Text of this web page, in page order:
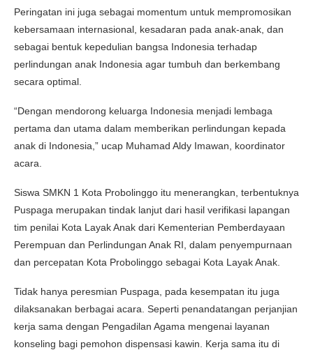
Peringatan ini juga sebagai momentum untuk mempromosikan
kebersamaan internasional, kesadaran pada anak-anak, dan
sebagai bentuk kepedulian bangsa Indonesia terhadap
perlindungan anak Indonesia agar tumbuh dan berkembang
secara optimal.
“Dengan mendorong keluarga Indonesia menjadi lembaga
pertama dan utama dalam memberikan perlindungan kepada
anak di Indonesia,” ucap Muhamad Aldy Imawan, koordinator
acara.
Siswa SMKN 1 Kota Probolinggo itu menerangkan, terbentuknya
Puspaga merupakan tindak lanjut dari hasil verifikasi lapangan
tim penilai Kota Layak Anak dari Kementerian Pemberdayaan
Perempuan dan Perlindungan Anak RI, dalam penyempurnaan
dan percepatan Kota Probolinggo sebagai Kota Layak Anak.
Tidak hanya peresmian Puspaga, pada kesempatan itu juga
dilaksanakan berbagai acara. Seperti penandatangan perjanjian
kerja sama dengan Pengadilan Agama mengenai layanan
konseling bagi pemohon dispensasi kawin. Kerja sama itu di